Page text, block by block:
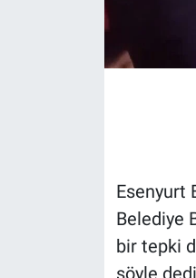
Esenyurt
Belediye
bir tepki
şöyle